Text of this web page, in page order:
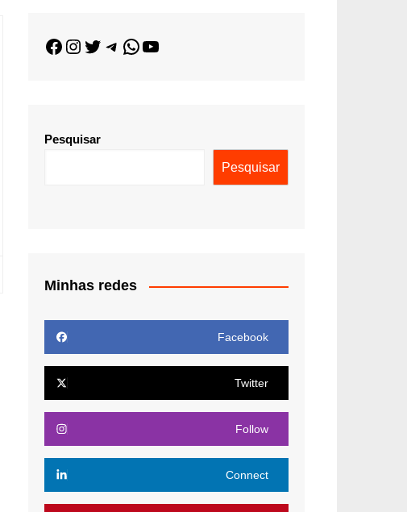
Pesquisar
Pesquisar
Minhas redes
Facebook
Twitter
Follow
Connect